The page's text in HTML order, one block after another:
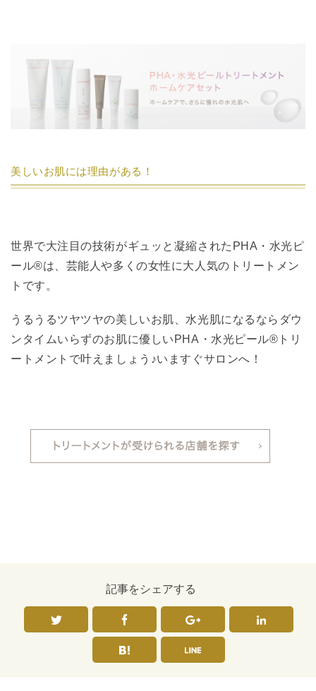
美しいお肌には理由がある！
世界で大注目の技術がギュッと凝縮されたPHA・水光ピ
ール®︎は、芸能人や多くの女性に大人気のトリートメン
トです。
うるうるツヤツヤの美しいお肌、水光肌になるならダウ
ンタイムいらずのお肌に優しいPHA・水光ピール®︎トリ
ートメントで叶えましょう♪いますぐサロンへ！
記事をシェアする